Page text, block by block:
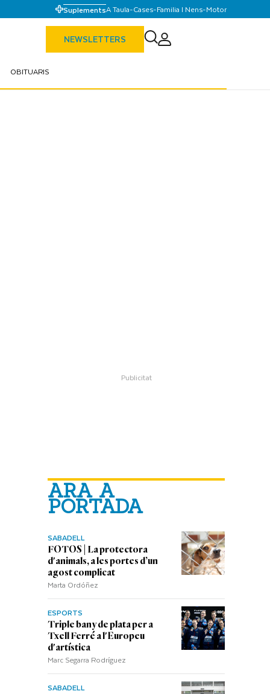
SuplementsA Taula-Cases-Familia I Nens-Motor
NEWSLETTERS
OBITUARIS
ARA A
PORTADA
SABADELL
FOTOS | La protectora
d'animals, a les portes d’un
agost complicat
Marta Ordóñez
ESPORTS
Triple bany de plata per a
Txell Ferré a l'Europeu
d'artística
Marc Segarra Rodríguez
SABADELL